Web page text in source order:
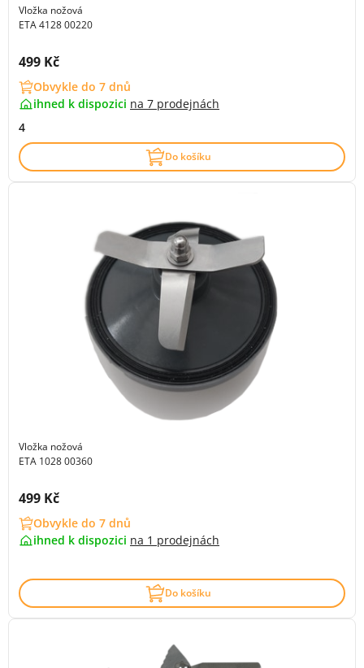
Vložka nožová
ETA 4128 00220
Cena s DPH:
499 Kč
Obvykle do 7 dnů
ihned k dispozici na 7 prodejnách
4
Do košíku
Vložka nožová
ETA 1028 00360
Cena s DPH:
499 Kč
Obvykle do 7 dnů
ihned k dispozici na 1 prodejnách
Do košíku